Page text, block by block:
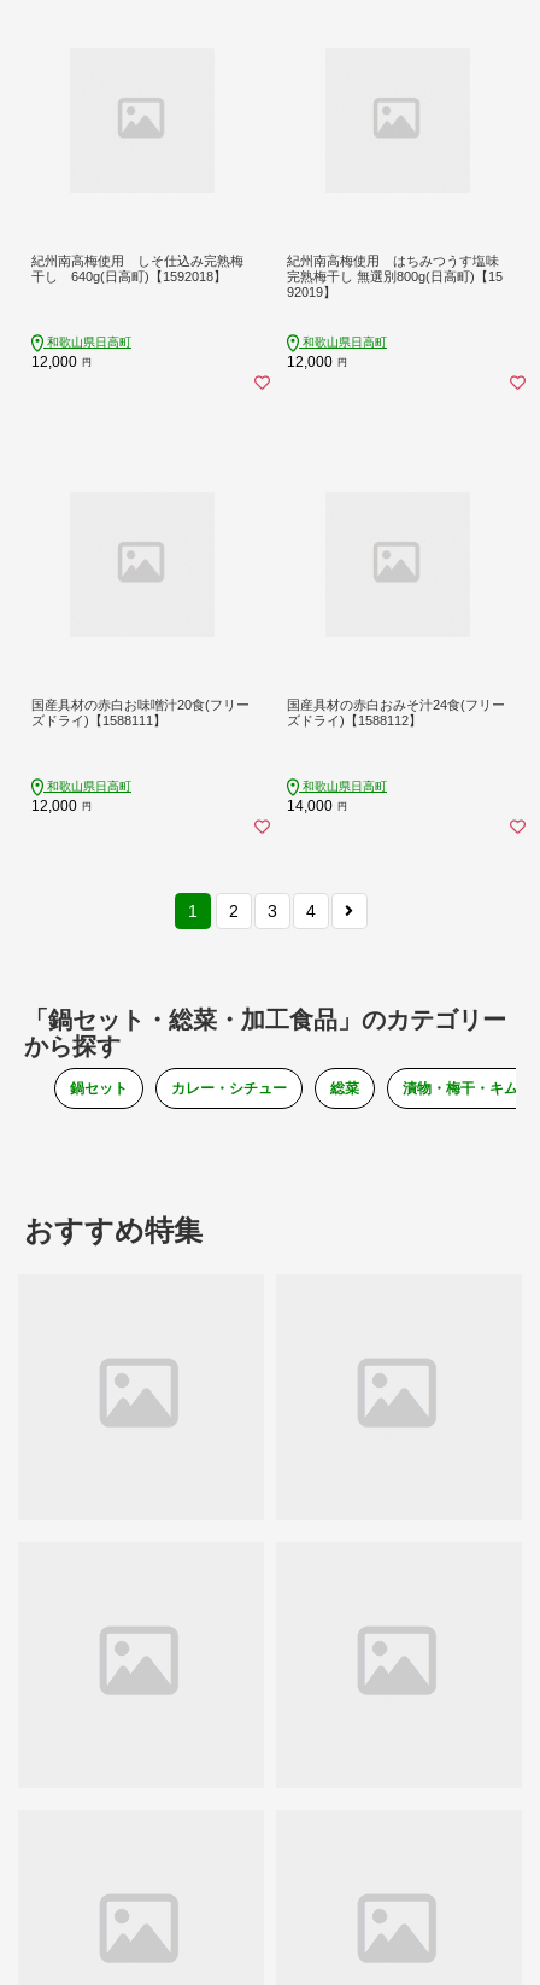
紀州南高梅使用 しそ仕込み完熟梅
干し 640g(日高町)【1592018】
和歌山県日高町
12,000 円
紀州南高梅使用 はちみつうす塩味
完熟梅干し 無選別800g(日高町)【15
92019】
和歌山県日高町
12,000 円
国産具材の赤白お味噌汁20食(フリー
ズドライ)【1588111】
和歌山県日高町
12,000 円
国産具材の赤白おみそ汁24食(フリー
ズドライ)【1588112】
和歌山県日高町
14,000 円
1 2 3 4
「鍋セット・総菜・加工食品」のカテゴリー
から探す
鍋セット カレー・シチュー 総菜 漬物・梅干・キムチ
おすすめ特集